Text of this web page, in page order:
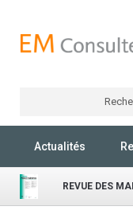
Actualités
REVUE DES